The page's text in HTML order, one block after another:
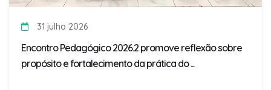
31 julho 2026
Encontro Pedagógico 2026.2 promove reflexão sobre
propósito e fortalecimento da prática do ...